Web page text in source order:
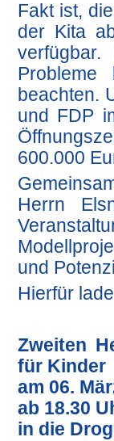
Fakt ist,
der Kita
beachten.
und FDP
600.000
Herrn
und
Hierfür
Zweiten
für Kinder
am 06.
ab 18.30
in die